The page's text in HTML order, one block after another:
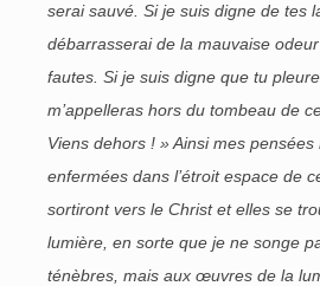
serai sauvé. Si je suis digne de tes
débarrasserai de la mauvaise
fautes. Si je suis digne que tu
m’appelleras hors du tombeau de
Viens dehors ! » Ainsi mes
enfermées dans l’étroit espace de
sortiront vers le Christ et elles se
lumière, en sorte que je ne songe
ténèbres, mais aux œuvres de la